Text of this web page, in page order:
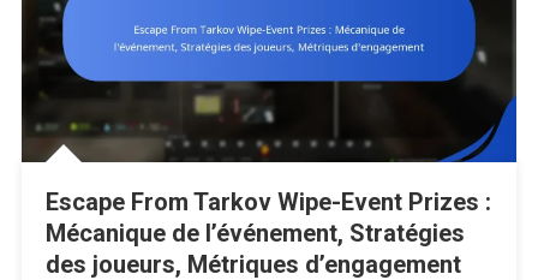
Escape From Tarkov Wipe-Event Prizes :
Mécanique de l’événement, Stratégies
des joueurs, Métriques d’engagement